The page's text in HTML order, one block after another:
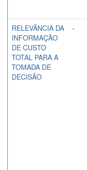
RELEVÂNCIA DA
INFORMAÇÃO
DE CUSTO
TOTAL PARA A
TOMADA DE
DECISÃO
-